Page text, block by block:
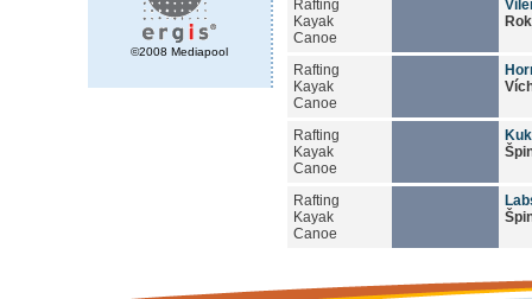
©2008 Mediapool
Rafting
Kayak
Canoe
Rafting
Kayak
Canoe
Rafting
Kayak
Canoe
Rafting
Kayak
Canoe